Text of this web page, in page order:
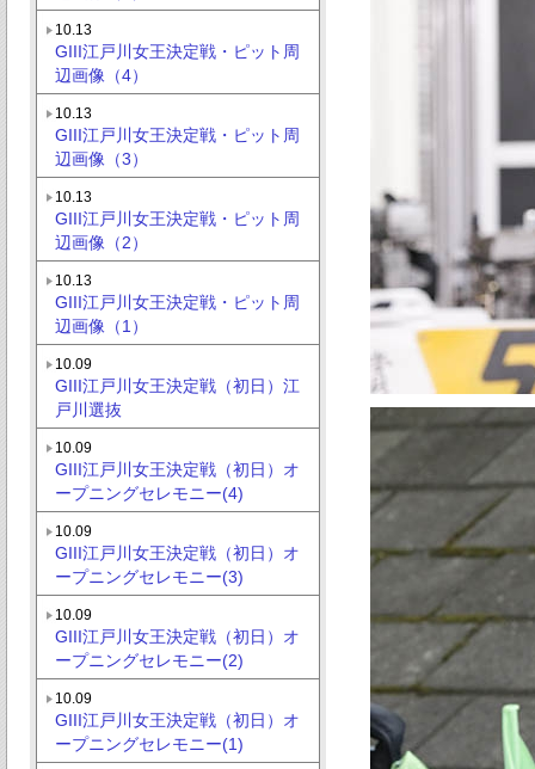
10.13
GIII江戸川女王決定戦・ピット周
辺画像（4）
10.13
GIII江戸川女王決定戦・ピット周
辺画像（3）
10.13
GIII江戸川女王決定戦・ピット周
辺画像（2）
10.13
GIII江戸川女王決定戦・ピット周
辺画像（1）
10.09
GIII江戸川女王決定戦（初日）江
戸川選抜
10.09
GIII江戸川女王決定戦（初日）オ
ープニングセレモニー(4)
10.09
GIII江戸川女王決定戦（初日）オ
ープニングセレモニー(3)
10.09
GIII江戸川女王決定戦（初日）オ
ープニングセレモニー(2)
10.09
GIII江戸川女王決定戦（初日）オ
ープニングセレモニー(1)